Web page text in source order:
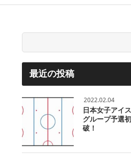
最近の投稿
2022.02.04
日本女子アイ
グループ予選
破！